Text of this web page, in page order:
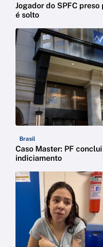
Jogador do SPFC
é solto
Brasil
Caso Master: PF
indiciamento